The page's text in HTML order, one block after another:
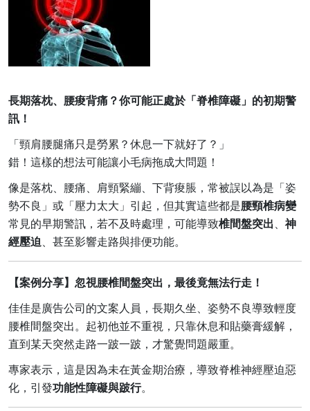
長期落枕、腰痠背痛？你可能正處於「脊椎障礙」的初期警
訊！
「頸肩腰腿痛只是勞累？休息一下就好了？」
錯！這樣的想法可能讓小毛病拖成大問題！
像是落枕、腰痛、肩頸緊繃、下背痠脹，常被誤以為是「姿
勢不良」或「壓力太大」引起，但其實這些都是腰頸椎病變
常見的早期警訊，若不及時處理，可能導致椎間盤突出
神
經壓迫
、甚至影響走路與排便功能。
【案例分享】忽視腰椎間盤突出，最後竟無法行走！
佳佳是廣告公司的文案人員，長期久坐、姿勢不良導致輕度
腰椎間盤突出。起初他並不重視，只靠休息和貼藥膏緩解，
直到某天突然走路一跛一跛，才驚覺問題嚴重。
專家表示，這是因為未在黃金期治療，導致脊椎神經壓迫惡
化，引發功能性障礙與跛行。